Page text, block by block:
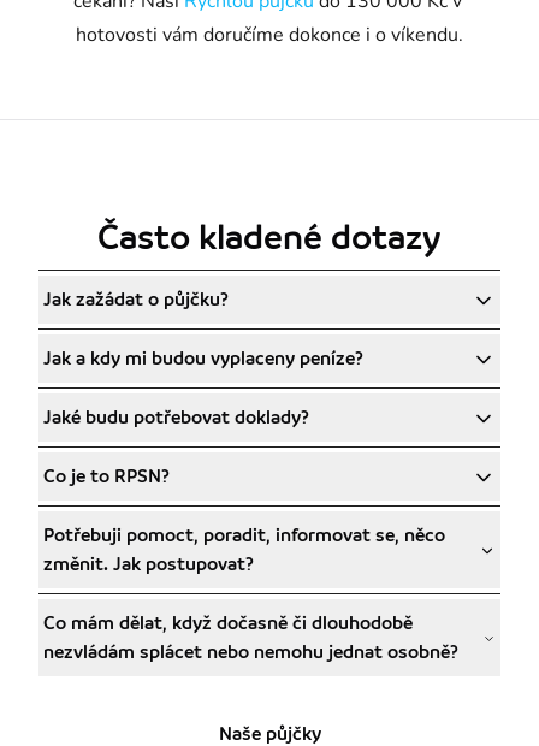
hotovosti vám doručíme dokonce i o víkendu.
Často kladené dotazy
Jak zažádat o půjčku?
Jak a kdy mi budou vyplaceny peníze?
Jaké budu potřebovat doklady?
Co je to RPSN?
Potřebuji pomoct, poradit, informovat se, něco
změnit. Jak postupovat?
Co mám dělat, když dočasně či dlouhodobě
nezvládám splácet nebo nemohu jednat osobně?
Naše půjčky